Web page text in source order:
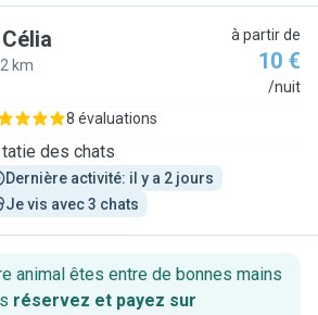
Célia
km
à partir de
10 €
/nuit
8 évaluations
tatie des chats
Dernière activité: il y a 2 jours
Je vis avec 3 chats
animal êtes entre de bonnes mains
réservez et payez sur